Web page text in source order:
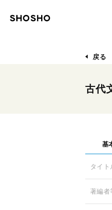
戻る
古代
基
タイト
著編者